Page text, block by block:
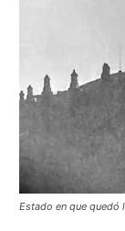
Estado en que quedó